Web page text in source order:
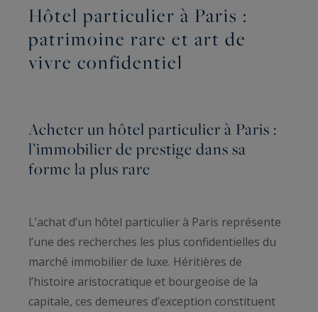
Hôtel particulier à Paris :
patrimoine rare et art de
vivre confidentiel
Acheter un hôtel particulier à Paris :
l’immobilier de prestige dans sa
forme la plus rare
L’achat d’un hôtel particulier à Paris représente
l’une des recherches les plus confidentielles du
marché immobilier de luxe. Héritières de
l’histoire aristocratique et bourgeoise de la
capitale, ces demeures d’exception constituent